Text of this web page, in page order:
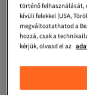
Férfi Kötött Mellények
Férfi Pólók
Férfi Bizsu Karkötők
Defacto Férfi Övek
történő felhasználását,
kívüli felekkel (USA,
megváltoztathatod a
hozzá, csak a
kérjük, olvasd el az